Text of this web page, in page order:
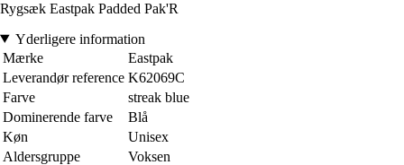
Rygsæk Eastpak Padded Pak'R
Yderligere information
Mærke
Eastpak
Leverandør reference K62069C
Farve
streak blue
Dominerende farve
Blå
Køn
Unisex
Aldersgruppe
Voksen